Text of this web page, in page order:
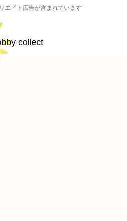
エイト広告が含まれています
collect